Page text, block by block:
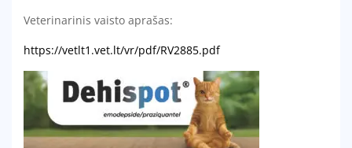
Veterinarinis vaisto aprašas:
https://vetlt1.vet.lt/vr/pdf/RV2885.pdf